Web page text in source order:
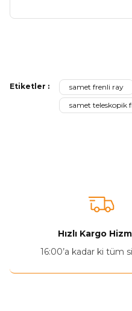
Ürün resmi kalitesiz,
Ürün açıklamasında
Etiketler : samet frenli ray
samet teleskopik
Hızlı Kargo
16:00’a kadar ki tüm